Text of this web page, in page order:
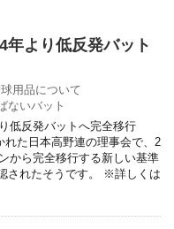
年より低反発バット
用品について
ないバット
低反発バットへ完全移行
れた日本高野連の理事会で、2
から完全移行する新しい基準
されたそうです。 ※詳しくは